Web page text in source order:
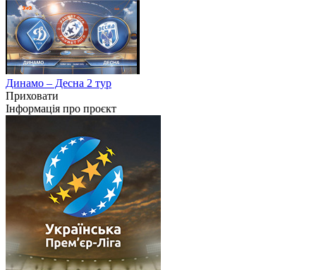
Динамо – Десна 2 тур
Приховати
Інформація про проєкт